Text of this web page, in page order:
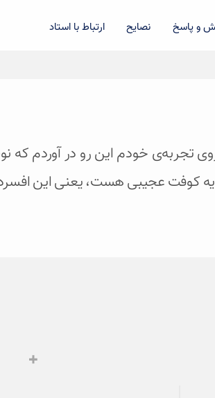
و پاسخ نصایح ارتباط با استاد
تجربه‌ی خودم این رو در آوردم که
یه کوفت عجیبی هست، یعنی این